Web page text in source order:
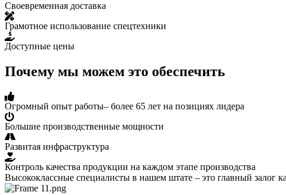
Своевременная доставка
Грамотное использование спецтехники
Доступные цены
Почему мы можем это обеспечить
Огромный опыт работы– более 65 лет на позициях лидера
Большие производственные мощности
Развитая инфраструктура
Контроль качества продукции на каждом этапе производства
Высококлассные специалисты в нашем штате – это главный залог